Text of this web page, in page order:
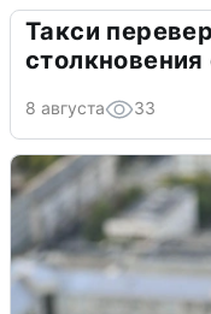
Такси
8 августа 33